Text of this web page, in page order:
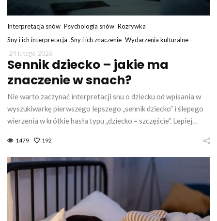
Interpretacja snów Psychologia snów Rozrywka
Sny i ich interpretacja Sny i ich znaczenie Wydarzenia kulturalne -
24 lutego 2026
Sennik dziecko – jakie ma
znaczenie w snach?
Nie warto zaczynać interpretacji snu o dziecku od wpisania w
wyszukiwarkę pierwszego lepszego „sennik dziecko” i ślepego
wierzenia w krótkie hasła typu „dziecko = szczęście”. Lepiej…
1479 192